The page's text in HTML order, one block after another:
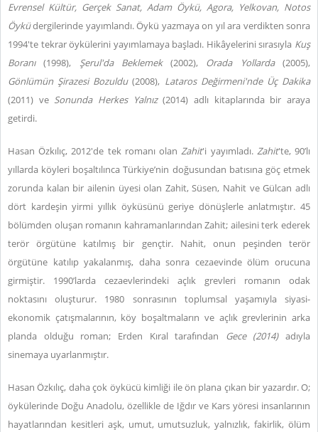
Evrensel Kültür, Gerçek Sanat, Adam Öykü, Agora, Yelkovan, Notos
Öyküdergilerinde yayımlandı. Öykü yazmaya on yıl ara verdikten sonra
1994'te tekrar öykülerini yayımlamaya başladı. Hikâyelerini sırasıyla Kuş
Boranı(1998), Şerul'da Beklemek(2002), Orada Yollarda(2005),
Gönlümün Şirazesi Bozuldu(2008), Lataros Değirmeni'nde Üç Dakika
(2011) ve Sonunda Herkes Yalnız(2014) adlı kitaplarında bir araya
getirdi.
Hasan Özkılıç, 2012'de tek romanı olanZahit'i yayımladı. Zahit'te, 90’lı
yıllarda köyleri boşaltılınca Türkiye’nin doğusundan batısına göç etmek
zorunda kalan bir ailenin üyesi olan Zahit, Süsen, Nahit ve Gülcan adlı
dört kardeşin yirmi yıllık öyküsünü geriye dönüşlerle anlatmıştır. 45
bölümden oluşan romanın kahramanlarından Zahit; ailesini terk ederek
terör örgütüne katılmış bir gençtir. Nahit, onun peşinden terör
örgütüne katılıp yakalanmış, daha sonra cezaevinde ölüm orucuna
girmiştir. 1990’larda cezaevlerindeki açlık grevleri romanın odak
noktasını oluşturur. 1980 sonrasının toplumsal yaşamıyla siyasi-
ekonomik çatışmalarının, köy boşaltmaların ve açlık grevlerinin arka
planda olduğu roman; Erden Kıral tarafından Gece (2014) adıyla
sinemaya uyarlanmıştır.
Hasan Özkılıç, daha çok öykücü kimliği ile ön plana çıkan bir yazardır. O;
öykülerinde Doğu Anadolu, özellikle de Iğdır ve Kars yöresi insanlarının
hayatlarından kesitleri aşk, umut, umutsuzluk, yalnızlık, fakirlik, ölüm